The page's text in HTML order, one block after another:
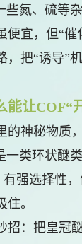
氮、硫等
便宜，但“催
，把“诱导”
让COF“
的神秘物质
类环状醚
有强选择性
。
招：把皇冠